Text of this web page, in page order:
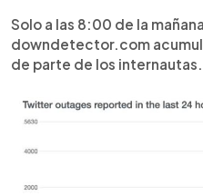
Solo a las 8:00 de la
downdetector.com
de parte de los internautas.